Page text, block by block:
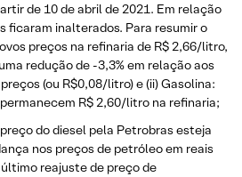
de 10 de abril de 2021. Em relação
ficaram inalterados. Para resumir o
preços na refinaria de R$ 2,66/litro,
redução de -3,3% em relação aos
(ou R$0,08/litro) e (ii) Gasolina:
R$ 2,60/litro na refinaria;
do diesel pela Petrobras esteja
nos preços de petróleo em reais
reajuste de preço de